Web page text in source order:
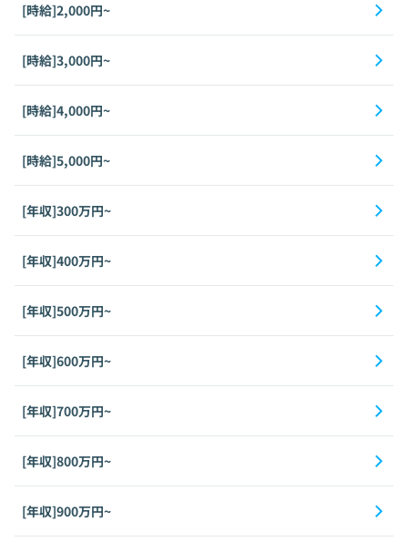
[時給]2,000円~
[時給]3,000円~
[時給]4,000円~
[時給]5,000円~
[年収]300万円~
[年収]400万円~
[年収]500万円~
[年収]600万円~
[年収]700万円~
[年収]800万円~
[年収]900万円~